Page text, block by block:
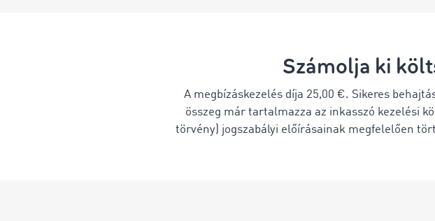
Számolja ki
A megbízáskezelés díja 25,00 €. Sikeres
összeg már tartalmazza az inkasszó kezelési
törvény) jogszabályi előírásainak megfelelően